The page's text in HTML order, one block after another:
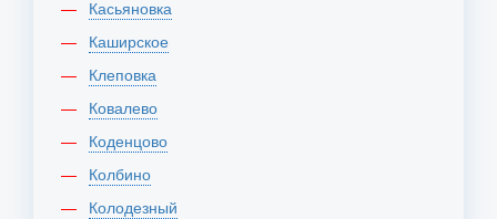
Касьяновка
Каширское
Клеповка
Ковалево
Коденцово
Колбино
Колодезный